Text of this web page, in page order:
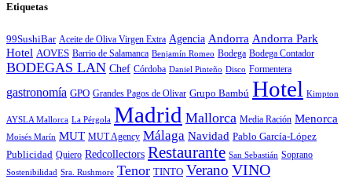
Etiquetas
99SushiBar Aceite de Oliva Virgen Extra Agencia Andorra Andorra Park
Hotel AOVES Barrio de Salamanca Benjamín Romeo Bodega Bodega Contador
BODEGAS LAN Chef Córdoba Daniel Pinteño Disco Formentera
gastronomía GPO Grandes Pagos de Olivar Grupo Bambú Hotel Kimpton
AYSLA Mallorca La Pérgola Madrid Mallorca Media Ración Menorca
Moisés Marín MUT MUT Agency Málaga Navidad Pablo García-López
Publicidad Quiero Redcollectors Restaurante San Sebastián Soprano
Sostenibilidad Sra. Rushmore Tenor TINTO Verano VINO